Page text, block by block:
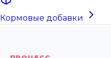
Кормовые добавки